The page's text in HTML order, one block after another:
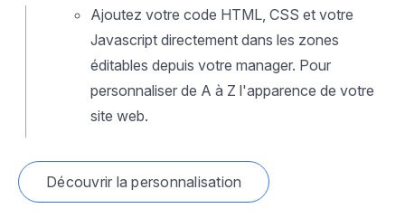
Ajoutez votre code HTML, CSS et votre
Javascript directement dans les zones
éditables depuis votre manager. Pour
personnaliser de A à Z l'apparence de votre
site web.
Découvrir la personnalisation